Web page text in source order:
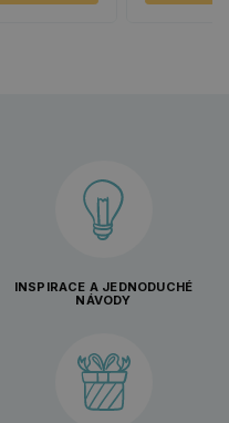
INSPIRACE A JEDNODUCHÉ
NÁVODY